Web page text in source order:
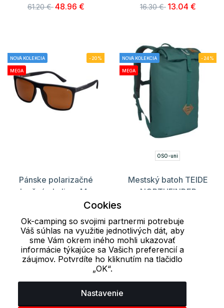
61.20 €48.96 € 16.30 € 13.04 €
NOVÁ KOLEKCIA
MEGA
-20%
Pánske polarizačné
slnečné okuliare Max
40.80 € 32.64 €
NOVÁ KOLEKCIA
MEGA
-24%
OSO-uni
Mestský batoh TEIDE
NORTHFINDER
Načítať ďalších 24 položiek
1 2 3 4 5 6 7 8
Cookies
Ok-camping so svojimi partnermi potrebuje
Váš súhlas na využitie jednotlivých dát, aby
sme Vám okrem iného mohli ukazovať
informácie týkajúce sa Vašich preferencií a
záujmov. Potvrdíte ho kliknutím na tlačidlo
„OK“.
Nastavenie